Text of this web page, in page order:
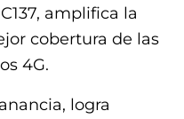
amplifica la
cobertura de las
4G.
logra